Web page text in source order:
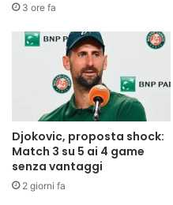
3 ore fa
Djokovic, proposta shock:
Match 3 su 5 ai 4 game
senza vantaggi
2 giorni fa